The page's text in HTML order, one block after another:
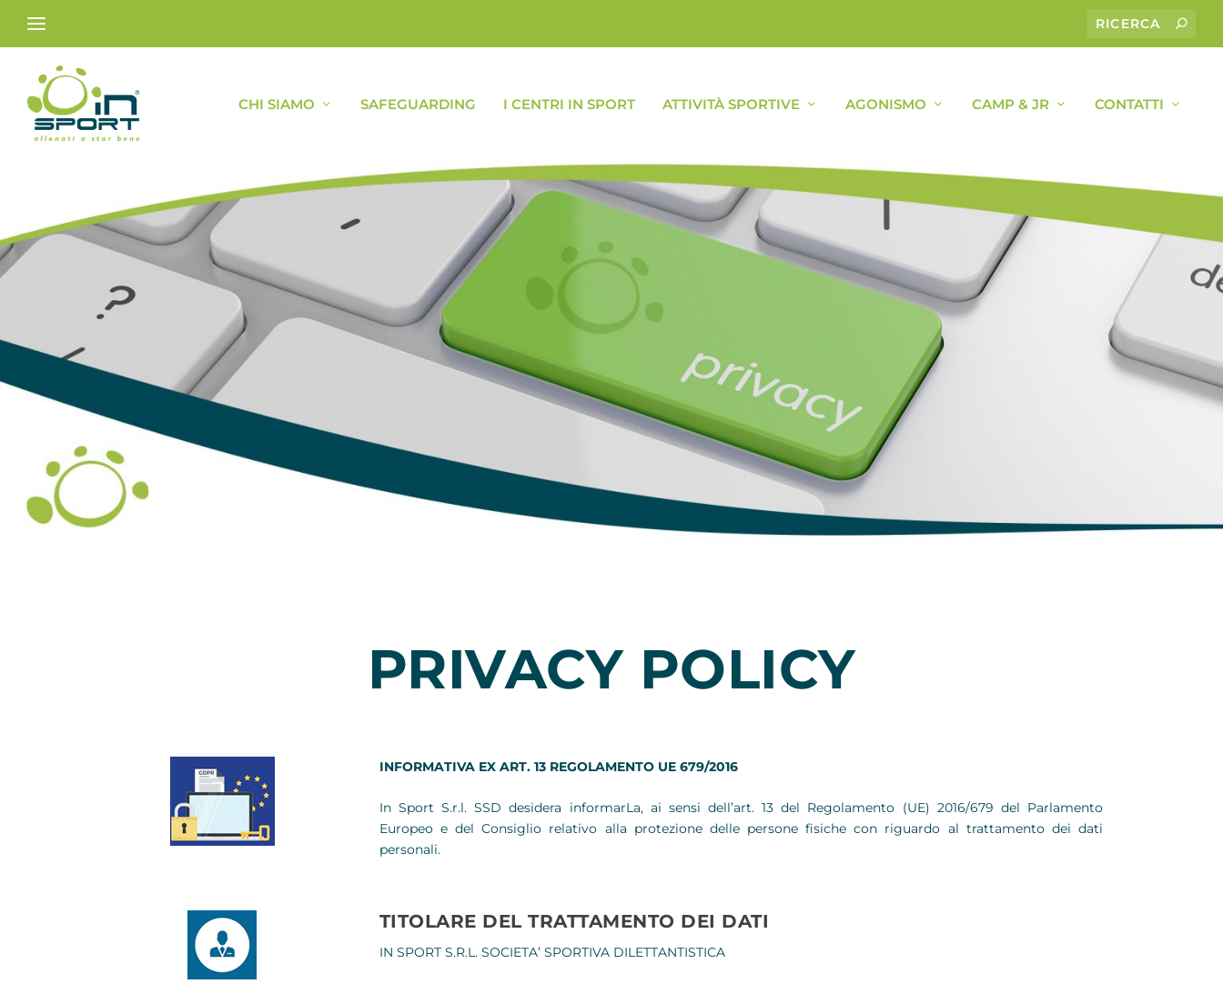
CHI SIAMO SAFEGUARDING I CENTRI IN SPORT ATTIVITÀ SPORTIVE AGONISMO CAMP & JR CONTATTI
PRIVACY POLICY
INFORMATIVA EX ART. 13 REGOLAMENTO UE 679/2016
In Sport S.r.l. SSD desidera informarLa, ai sensi dell’art. 13 del Regolamento (UE) 2016/679 del Parlamento
Europeo e del Consiglio relativo alla protezione delle persone fisiche con riguardo al trattamento dei dati
personali.
TITOLARE DEL TRATTAMENTO DEI DATI
IN SPORT S.R.L. SOCIETA’ SPORTIVA DILETTANTISTICA